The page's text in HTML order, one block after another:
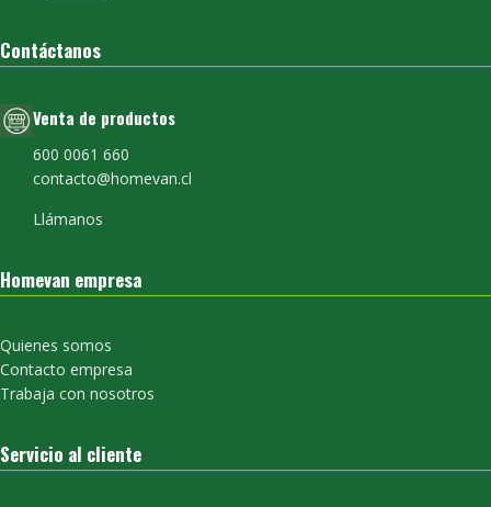
Contáctanos
Venta de productos
600 0061 660
contacto@homevan.cl
Llámanos
Homevan empresa
Quienes somos
Contacto empresa
Trabaja con nosotros
Servicio al cliente